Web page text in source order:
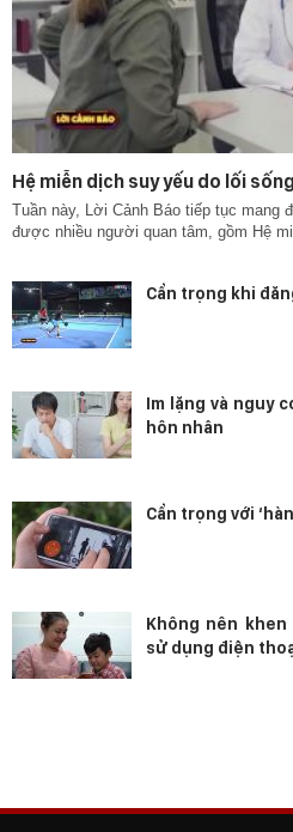
Hệ miễn dịch suy yếu do lối
Tuần này, Lời Cảnh Báo tiếp tục mang
được nhiều người quan tâm, gồm Hệ
Cẩn trọng khi
Im lặng và nguy
hôn nhân
Cẩn trọng với
Không nên
sử dụng điện